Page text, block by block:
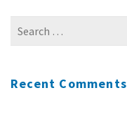
Search
Recent Comments